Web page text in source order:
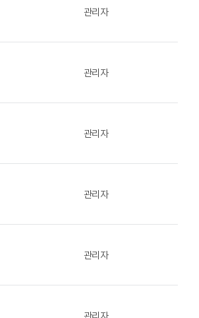
관리자
관리자
관리자
관리자
관리자